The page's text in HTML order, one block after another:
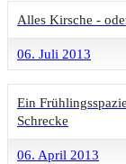
Alles Kirsche -
06. Juli 2013
Ein
Schrecke
06. April 2013